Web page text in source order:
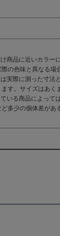
け商品に近いカラ
の色味と異なる場
実際に測った寸法
す。サイズはあく
いる商品によっ
多少の個体差が